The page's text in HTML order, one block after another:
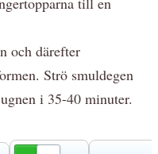
och därefter
Strö smuldegen
i 35-40 minuter.